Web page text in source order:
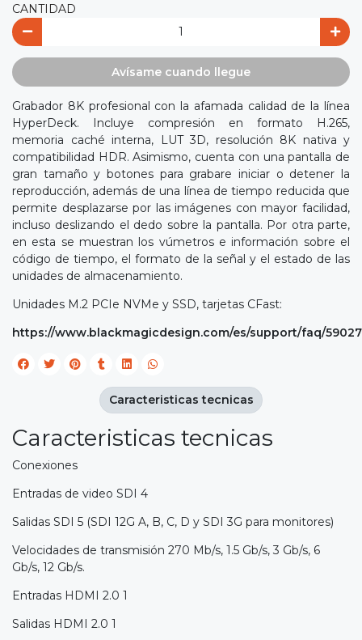
CANTIDAD
Avísame cuando llegue
Grabador 8K profesional con la afamada calidad de la línea
HyperDeck. Incluye compresión en formato H.265,
memoria caché interna, LUT 3D, resolución 8K nativa y
compatibilidad HDR. Asimismo, cuenta con una pantalla de
gran tamaño y botones para grabare iniciar o detener la
reproducción, además de una línea de tiempo reducida que
permite desplazarse por las imágenes con mayor facilidad,
incluso deslizando el dedo sobre la pantalla. Por otra parte,
en esta se muestran los vúmetros e información sobre el
código de tiempo, el formato de la señal y el estado de las
unidades de almacenamiento.
Unidades M.2 PCIe NVMe y SSD, tarjetas CFast:
https://www.blackmagicdesign.com/es/support/faq/59027
Caracteristicas tecnicas
Conexiones
Entradas de video SDI 4
Salidas SDI 5 (SDI 12G A, B, C, D y SDI 3G para monitores)
Velocidades de transmisión 270 Mb/s, 1.5 Gb/s, 3 Gb/s, 6
Gb/s, 12 Gb/s.
Entradas HDMI 2.0 1
Salidas HDMI 2.0 1
Caracteristicas tecnicas